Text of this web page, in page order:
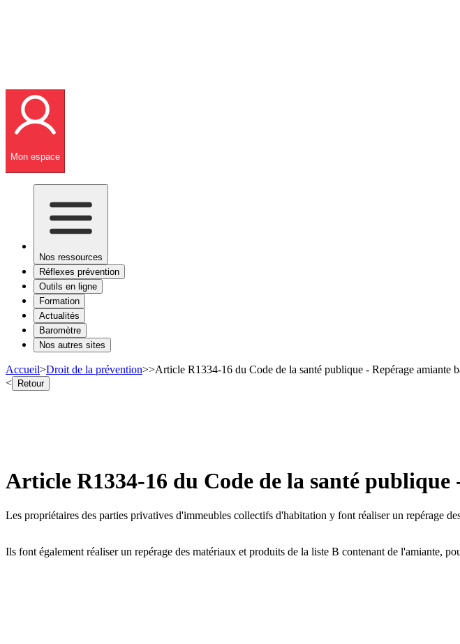
Mon espace
Nos ressources
Réflexes prévention
Outils en ligne
Formation
Actualités
Baromètre
Nos autres sites
Accueil>Droit de la prévention>>Article R1334-16 du Code de la santé publique - Repérage amiante
< Retour
Article R1334-16 du Code de la santé
Les propriétaires des parties privatives d'immeubles collectifs d'habitation y font réaliser un repérage
Ils font également réaliser un repérage des matériaux et produits de la liste B contenant de l'amiante,